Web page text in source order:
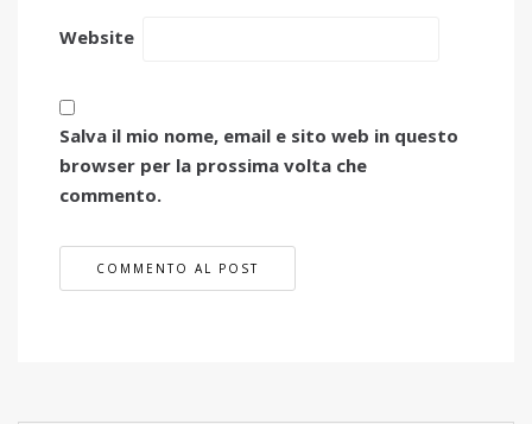
Website
Salva il mio nome, email e sito web in questo
browser per la prossima volta che
commento.